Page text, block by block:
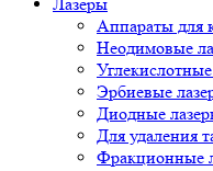
Аппараты для
Неодимовые
Эрбиевые
Диодные
Для удаления
Фракционные